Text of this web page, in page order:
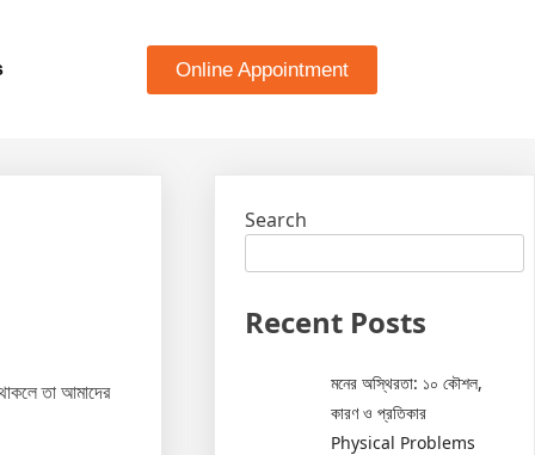
Online Appointment
তা আমাদের
Search
Recent Posts
মনের অস্থিরতা: ১০ কৌশল,
কারণ ও প্রতিকার
Physical Problems